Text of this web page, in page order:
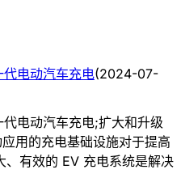
电动汽车充电(2024-07-
电动汽车充电;扩大和升级
用的充电基础设施对于提高
、有效的 EV 充电系统是解决